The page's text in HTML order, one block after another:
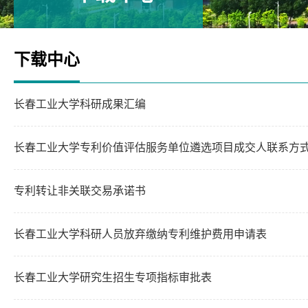
下载中心
长春工业大学科研成果汇编
长春工业大学专利价值评估服务单位遴选项目成交人联系方
专利转让非关联交易承诺书
长春工业大学科研人员放弃缴纳专利维护费用申请表
长春工业大学研究生招生专项指标审批表